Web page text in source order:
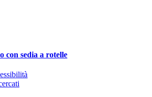
con sedia a rotelle